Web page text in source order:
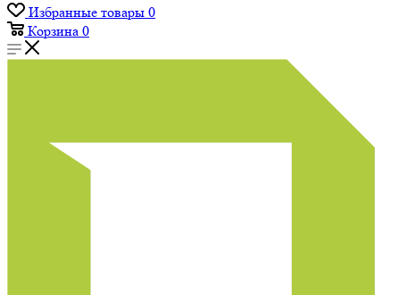
Избранные товары 0
Корзина 0